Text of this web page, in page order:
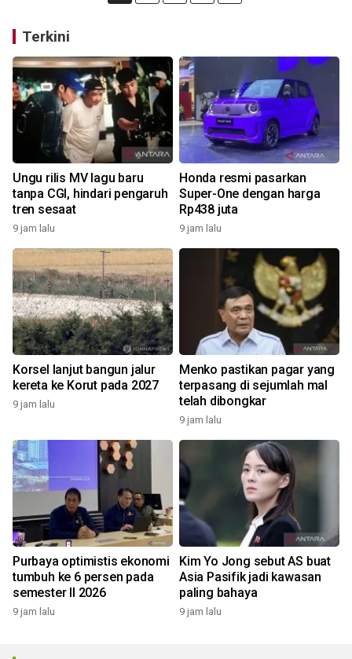
Terkini
Ungu rilis MV lagu baru
tanpa CGI, hindari pengaruh
tren sesaat
9 jam lalu
Honda resmi pasarkan
Super-One dengan harga
Rp438 juta
9 jam lalu
Korsel lanjut bangun jalur
kereta ke Korut pada 2027
9 jam lalu
Menko pastikan pagar yang
terpasang di sejumlah mal
telah dibongkar
9 jam lalu
Purbaya optimistis ekonomi
tumbuh ke 6 persen pada
semester II 2026
9 jam lalu
Kim Yo Jong sebut AS buat
Asia Pasifik jadi kawasan
paling bahaya
9 jam lalu